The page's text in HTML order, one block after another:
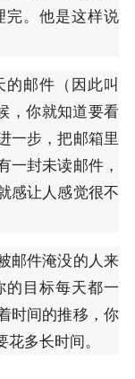
完。他是这样说
邮件（因此叫
，你就知道要看
一步，把邮箱里
一封未读邮件，
感让人感觉很不
邮件淹没的人来
的目标每天都一
时间的推移，你
多长时间。